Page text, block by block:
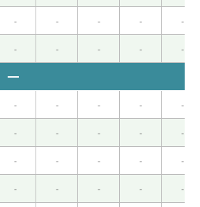
ございました。 また教えてくだ
いします( 50代 男性 )
呢，我们一起为目标努力吧！( 女
特别的一天。 一件事结束，心情
开始也好好学中文☺️
( 女性 )
见了 这节课也很开心 下次见吧！
- - - - -
- - - - -
- - - - -
- - - - -
- - - - -
- - - - -